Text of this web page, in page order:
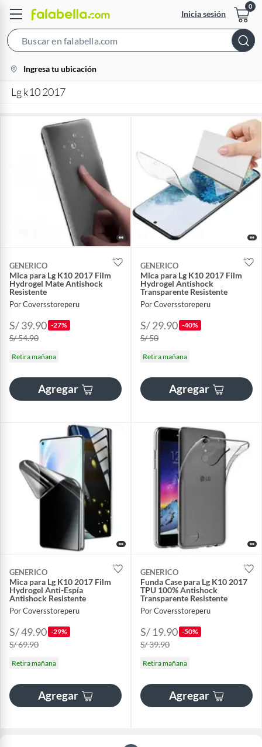
Inicia sesión
Bar
location-
icon
Ingresa tu ubicación
Lg k10 2017
GENERICO
Mica para Lg K10 2017 Film
Hydrogel Mate Antishock
Resistente
Por Coversstoreperu
S/ 39.90 -27%
S/ 54.90
Retira mañana
Agregar
GENERICO
Mica para Lg K10 2017 Film
Hydrogel Antishock
Transparente Resistente
Por Coversstoreperu
S/ 29.90 -40%
S/ 50
Retira mañana
Agregar
GENERICO
Mica para Lg K10 2017 Film
Hydrogel Anti-Espía
Antishock Resistente
Por Coversstoreperu
S/ 49.90 -29%
S/ 69.90
Retira mañana
Agregar
GENERICO
Funda Case para Lg K10 2017
TPU 100% Antishock
Transparente Resistente
Por Coversstoreperu
S/ 19.90 -50%
S/ 39.90
Retira mañana
Agregar